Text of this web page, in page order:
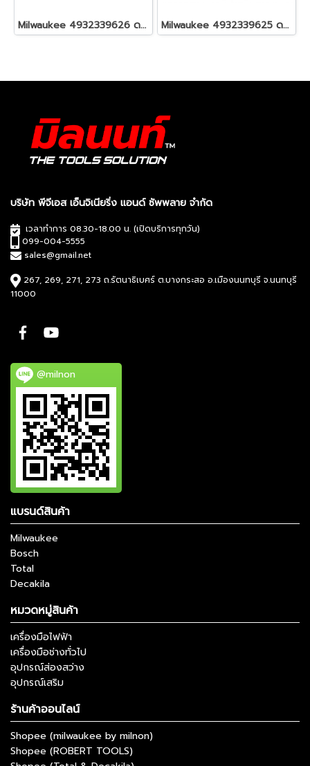
Milwaukee 4932339626 ดอกโรตารี่ SDS+ Flat Chisel 250x20มม. Milwaukee 4932339625 ดอกโรตารี่ SDS+ Pointed Chisel 250มม.
บริษัท พีจีเอส เอ็นจิเนียริ่ง แอนด์ ซัพพลาย จำกัด
เวลาทำการ 08.30-18.00 น. (เปิดบริการทุกวัน)
099-004-5555
sales@gmail.net
267, 269, 271, 273 ถ.รัตนาธิเบศร์ ต.บางกระสอ อ.เมืองนนทบุรี จ.นนทบุรี
11000
@milnon
แบรนด์สินค้า
Milwaukee
Bosch
Total
Decakila
หมวดหมู่สินค้า
เครื่องมือไฟฟ้า
เครื่องมือช่างทั่วไป
อุปกรณ์ส่องสว่าง
อุปกรณ์เสริม
ร้านค้าออนไลน์
Shopee (milwaukee by milnon)
Shopee (ROBERT TOOLS)